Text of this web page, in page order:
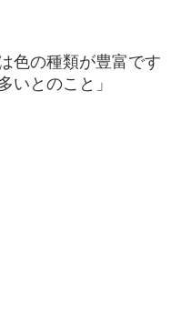
色の種類が豊富です
いとのこと」